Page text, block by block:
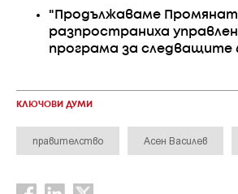
"Продължаваме
разпространиха
програма за следващите
КЛЮЧОВИ ДУМИ
правителство Асен Василев